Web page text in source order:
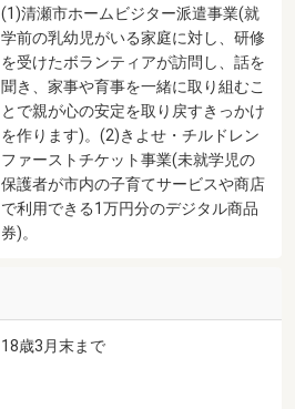
(1)清瀬市ホームビジター派遣事業(就
学前の乳幼児がいる家庭に対し、研修
を受けたボランティアが訪問し、話を
聞き、家事や育事を一緒に取り組むこ
とで親が心の安定を取り戻すきっかけ
を作ります)。(2)きよせ・チルドレン
ファーストチケット事業(未就学児の
保護者が市内の子育てサービスや商店
で利用できる1万円分のデジタル商品
券)。
18歳3月末まで